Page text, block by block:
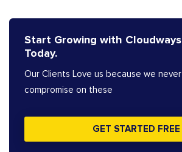
Start Growing with Cloudways
Today.
Our Clients Love us because we never
compromise on these
GET STARTED FREE